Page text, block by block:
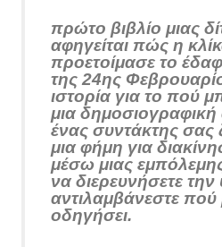
πρώτο βιβλίο μιας
αφηγείται πώς η
προετοίμασε το
της 24ης
ιστορία για το πού
μια
ένας συντάκτης σας
μια φήμη για
μέσω μιας
να διερευνήσετε
αντιλαμβάνεστε
οδηγήσει.